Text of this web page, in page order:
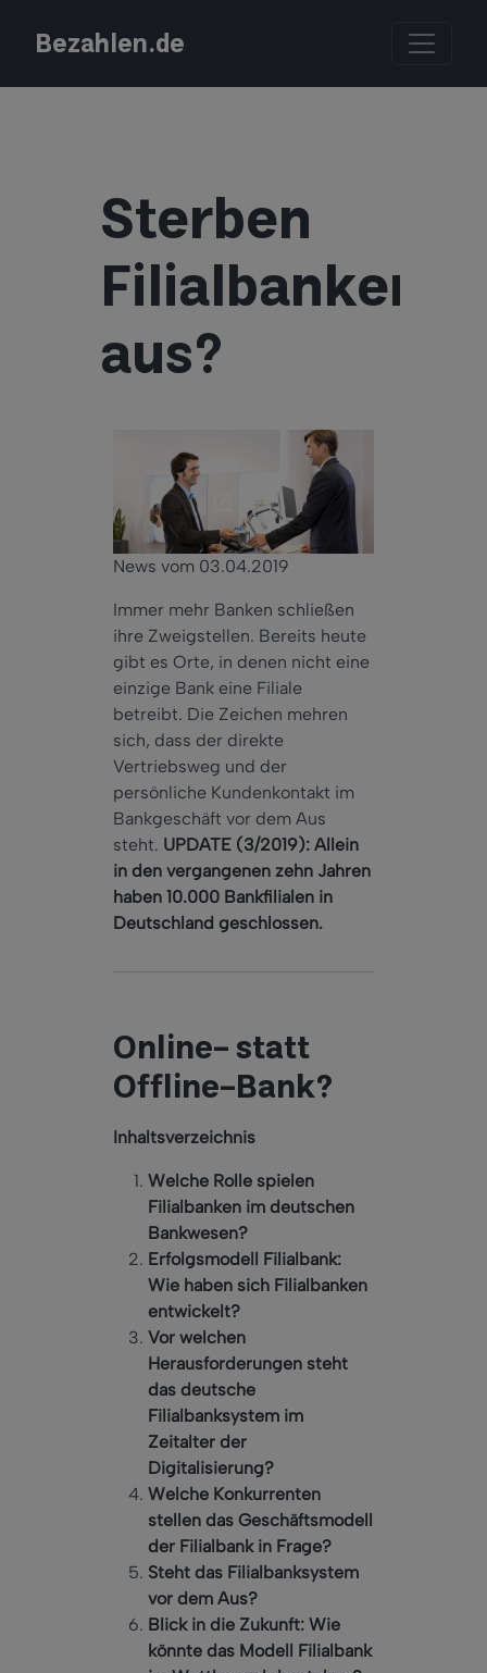
Bezahlen.de
Sterben
Filialbanken
aus?
News vom 03.04.2019
Immer mehr Banken schließen
ihre Zweigstellen. Bereits heute
gibt es Orte, in denen nicht eine
einzige Bank eine Filiale
betreibt. Die Zeichen mehren
sich, dass der direkte
Vertriebsweg und der
persönliche Kundenkontakt im
Bankgeschäft vor dem Aus
steht. UPDATE (3/2019): Allein
in den vergangenen zehn Jahren
haben 10.000 Bankfilialen in
Deutschland geschlossen.
Online- statt
Offline-Bank?
Inhaltsverzeichnis
Welche Rolle spielen
Filialbanken im deutschen
Bankwesen?
Erfolgsmodell Filialbank:
Wie haben sich Filialbanken
entwickelt?
Vor welchen
Herausforderungen steht
das deutsche
Filialbanksystem im
Zeitalter der
Digitalisierung?
Welche Konkurrenten
stellen das Geschäftsmodell
der Filialbank in Frage?
Steht das Filialbanksystem
vor dem Aus?
Blick in die Zukunft: Wie
könnte das Modell Filialbank